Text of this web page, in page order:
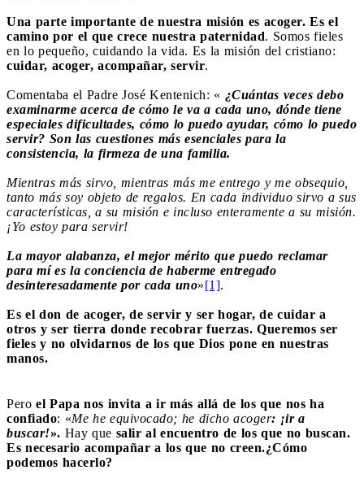
Una parte importante de nuestra misión es acoger. Es el
camino por el que crece nuestra paternidad. Somos fieles
en lo pequeño, cuidando la vida. Es la misión del cristiano:
cuidar, acoger, acompañar, servir.
Comentaba el Padre José Kentenich: « ¿Cuántas veces debo
examinarme acerca de cómo le va a cada uno, dónde tiene
especiales dificultades, cómo lo puedo ayudar, cómo lo puedo
servir? Son las cuestiones más esenciales para la
consistencia, la firmeza de una familia.
Mientras más sirvo, mientras más me entrego y me obsequio,
tanto más soy objeto de regalos. En cada individuo sirvo a sus
características, a su misión e incluso enteramente a su misión.
¡Yo estoy para servir!
La mayor alabanza, el mejor mérito que puedo reclamar
para mí es la conciencia de haberme entregado
desinteresadamente por cada uno»[1].
Es el don de acoger, de servir y ser hogar, de cuidar a
otros y ser tierra donde recobrar fuerzas. Queremos ser
fieles y no olvidarnos de los que Dios pone en nuestras
manos.
Pero el Papa nos invita a ir más allá de los que nos ha
confiado: «Me he equivocado; he dicho acoger: ¡ir a
buscar!». Hay que salir al encuentro de los que no buscan.
Es necesario acompañar a los que no creen.¿Cómo
podemos hacerlo?